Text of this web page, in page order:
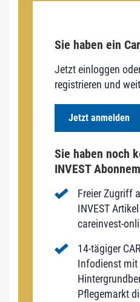
Sie haben ein
Jetzt einloggen
registrieren und
Jetzt anmelden
Sie haben noch
INVEST
Freier Zugriff
INVEST
careinvest-
14-tägiger
Infodienst mit
Pflegemarkt